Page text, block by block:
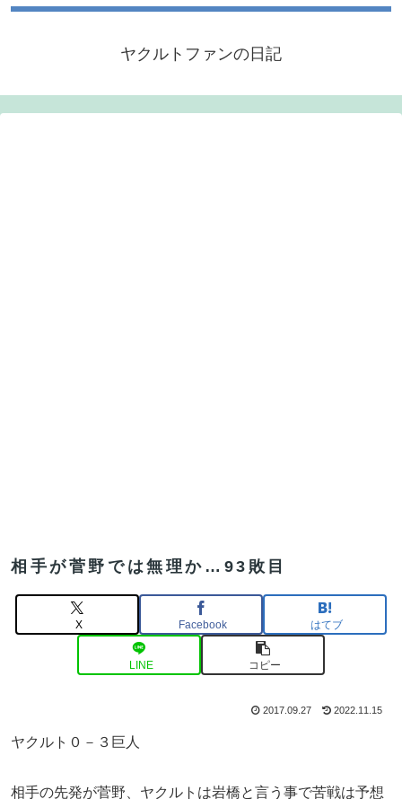
ヤクルトファンの日記
相手が菅野では無理か…93敗目
X Facebook はてブ
LINE コピー
2017.09.27 2022.11.15
ヤクルト０－３巨人
相手の先発が菅野、ヤクルトは岩橋と言う事で苦戦は予想